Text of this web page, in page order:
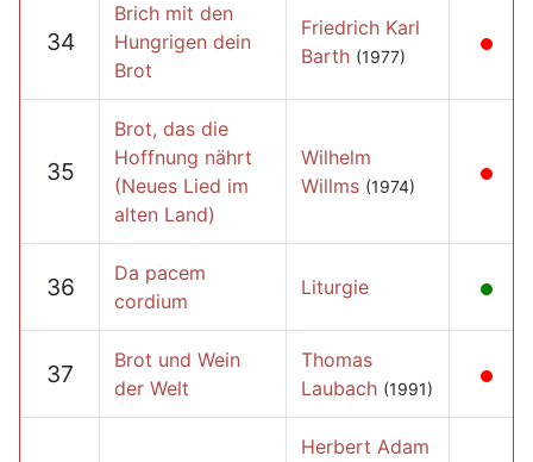
34
Brich mit den
Hungrigen dein
Brot
Friedrich Karl
Barth (1977)
35
Brot, das die
Hoffnung nährt
(Neues Lied im
alten Land)
Wilhelm
Willms (1974)
36
Da pacem
cordium
Liturgie
37
Brot und Wein
der Welt
Thomas
Laubach (1991)
Herbert Adam